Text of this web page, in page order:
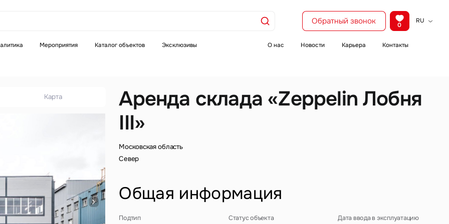
Обратный звонок 0
RU
Мероприятия Каталог объектов Эксклюзивы О нас Новости Карьера Контакты
Аренда склада «Zeppelin Лобня
III»
Московская область
Север
Общая информация
Подтип Статус объекта Дата ввода в эксплуатацию
Карта
звонок
Это обязательное поле
Введен неверный формат
поле